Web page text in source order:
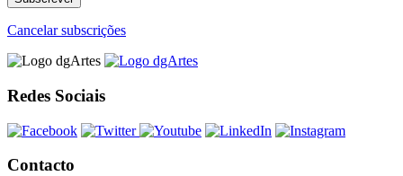
Cancelar subscrições
Redes Sociais
Contacto